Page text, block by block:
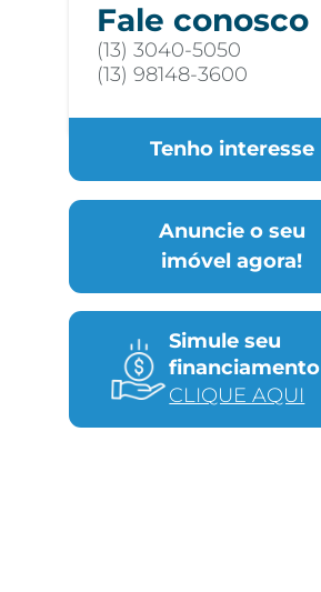
Fale conosco
(13) 3040-5050
(13) 98148-3600
Tenho interesse
Anuncie o seu
imóvel agora!
Simule seu
financiamento
CLIQUE AQUI